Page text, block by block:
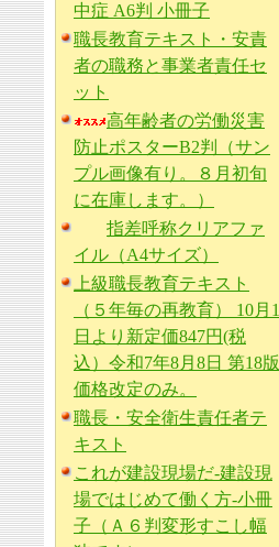
中症 A6判 小冊子
職長教育テキスト・安責
者の職務と事業者責任セ
ット
高年齢者の労働災害
防止ポスターB2判（サン
プル画像有り。８月初旬
に在庫します。）
指差呼称クリアファ
イル（A4サイズ）
上級職長教育テキスト
（５年毎の再教育） 10月1
日より新定価847円(税
込）令和7年8月8日 第18版
価格改定のみ。
職長・安全衛生責任者テ
キスト
これが建設現場だ-建設現
場ではじめて働く方-小冊
子（Ａ６判変形すこし幅